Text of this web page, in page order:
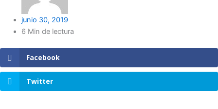
junio 30, 2019
6 Min de lectura
Facebook
Twitter